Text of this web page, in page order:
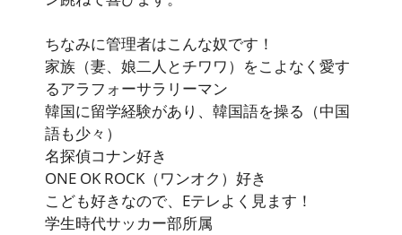
ちなみに管理者はこんな奴です！
家族（妻、娘二人とチワワ）をこよなく愛す
るアラフォーサラリーマン
韓国に留学経験があり、韓国語を操る（中国
語も少々）
名探偵コナン好き
ONE OK ROCK（ワンオク）好き
こども好きなので、Eテレよく見ます！
学生時代サッカー部所属